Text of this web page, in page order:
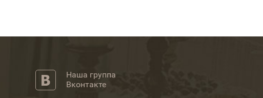
Наша группа
Вконтакте